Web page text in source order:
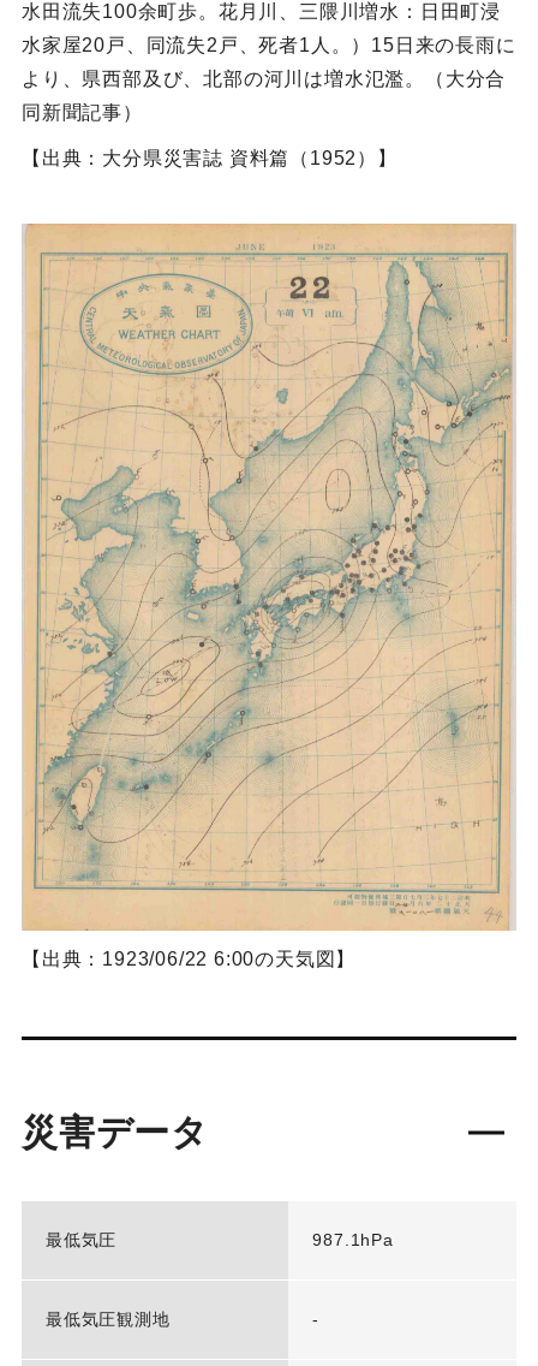
水田流失100余町歩。花月川、三隈川増水：日田町浸
水家屋20戸、同流失2戸、死者1人。）15日来の長雨に
より、県西部及び、北部の河川は増水氾濫。（大分合
同新聞記事）
【出典：大分県災害誌 資料篇（1952）】
【出典：1923/06/22 6:00の天気図】
災害データ
最低気圧 987.1hPa
最低気圧観測地 -